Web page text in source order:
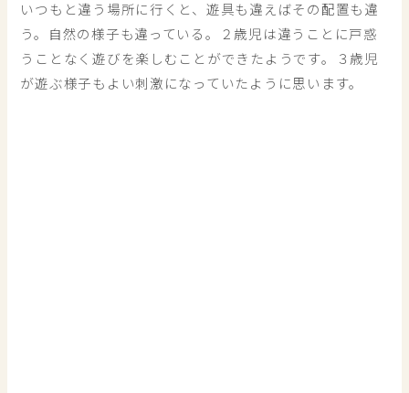
いつもと違う場所に行くと、遊具も違えばその配置も違
う。自然の様子も違っている。２歳児は違うことに戸惑
うことなく遊びを楽しむことができたようです。３歳児
が遊ぶ様子もよい刺激になっていたように思います。